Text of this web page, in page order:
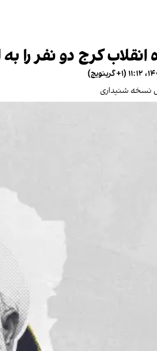
انقلاب کرج دو نفر
شنیداری